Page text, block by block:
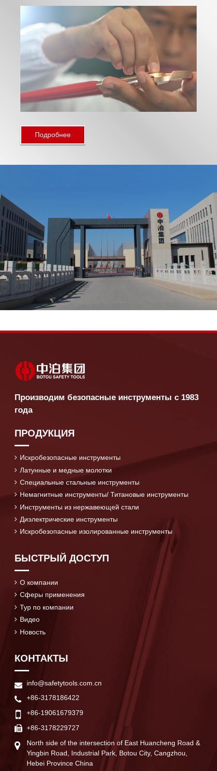
Подробнее
Производим безопасные инструменты с 1983
года
ПРОДУКЦИЯ
Искробезопасные инструменты
Латунные и медные молотки
Специальные стальные инструменты
Немагнитные инструменты/ Титановые инструменты
Инструменты из нержавеющей стали
Диэлектрические инструменты
Искробезопасные изолированные инструменты
БЫСТРЫЙ ДОСТУП
О компании
Сферы применения
Тур по компании
Видео
Новость
КОНТАКТЫ
info@safetytools.com.cn
+86-3178186422
+86-19061679379
+86-3178229727
North side of the intersection of East Huancheng Road &
Yingbin Road, Industrial Park, Botou City, Cangzhou,
Hebei Province China